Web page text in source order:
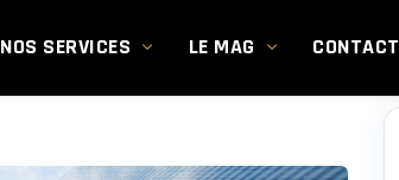
NOS SERVICES LE MAG CONTACT